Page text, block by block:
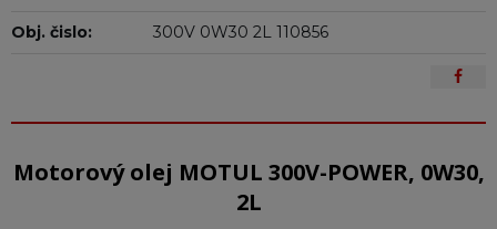
Obj. čislo: 300V 0W30 2L 110856
Motorový olej MOTUL 300V-POWER, 0W30,
2L